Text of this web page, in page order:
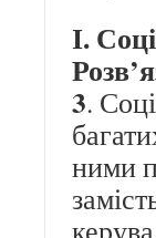
І.
3.
ними